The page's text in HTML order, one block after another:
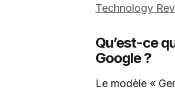
Technology
Qu’est-ce
Google ?
Le modèle «